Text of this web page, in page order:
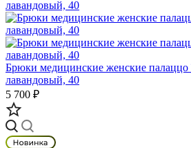
Брюки медицинские женские палаццо
лавандовый, 40
5 700 ₽